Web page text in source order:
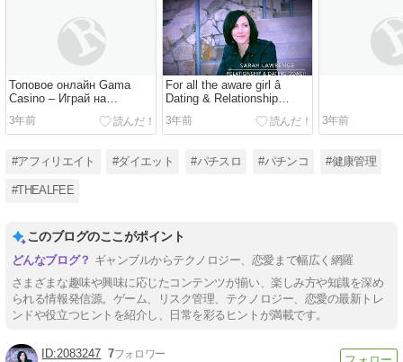
Топовое онлайн Gama
Casino – Играй на
актуальном зеркале
3年前
For all the aware girl â
Dating & Relationship
mentor Sarah Lawrence
Teaches Singles to
3年前 3年前
#アフィリエイト #ダイエット #パチスロ #パチンコ #健康管理
#THEALFEE
このブログのここがポイント
ギャンブルからテクノロジー、恋愛まで幅広く網羅
さまざまな趣味や興味に応じたコンテンツが揃い、楽しみ方や知識を深め
られる情報発信源。ゲーム、リスク管理、テクノロジー、恋愛の最新トレ
ンドや役立つヒントを紹介し、日常を彩るヒントが満載です。
2083247 7